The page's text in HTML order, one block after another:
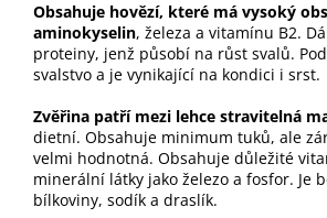
Obsahuje hovězí, které má vysoký
aminokyselin, železa a vitamínu B2.
proteiny, jenž působí na růst svalů.
svalstvo a je vynikající na kondici i srst.
Zvěřina patří mezi lehce stravitelná
dietní. Obsahuje minimum tuků, ale
velmi hodnotná. Obsahuje důležité
minerální látky jako železo a fosfor. Je
bílkoviny, sodík a draslík.